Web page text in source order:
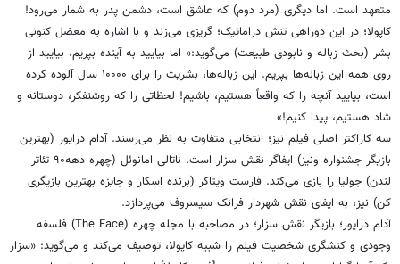
متعهد است. اما دیگری (مرد دوم) که عاشق است، دشمن پدر به شمار می‌رود!
کاپولا؛ در این دوراهی تنش دراماتیک؛ گریزی می‌زند و با اشاره به معضل کنونی
بشر (بحث زباله و نابودی طبیعت) می‌گوید:« اما بیایید به آینده بپریم، بیایید از
روی همه این زباله‌ها بپریم. این زباله‌ها، بشریت را برای ۱۰۰۰۰ سال آلوده کرده
است، بیایید آنچه را که واقعاً هستیم، باشیم! لحظاتی را که روشنفکر، دوستانه و
شاد هستیم، پیدا کنیم!»
سه کاراکتر اصلی فیلم نیز؛ انتخابی متفاوت به نظر می‌رسند. آدام درایور (بهترین
بازیگر جشنواره ونیز) ایفاگر نقش سزار است. ناتالی امانوئل (چهره دهه۹۰ تئاتر
لندن) جولیا را بازی می‌کند. فارست ویتاکر (برنده اسکار و جایزه بهترین بازیگری
کن) نیز، به ایفای نقش شهردار فرانک سیسروف می‌پردازد.
آدام درایور؛ بازیگر نقش سزار؛ در مصاحبه با مجله چهره (The Face) فلسفه
وجودی و کنشگری شخصیت فیلم را شبیه کاپولا، توصیف می‌کند و می‌گوید: «سزار